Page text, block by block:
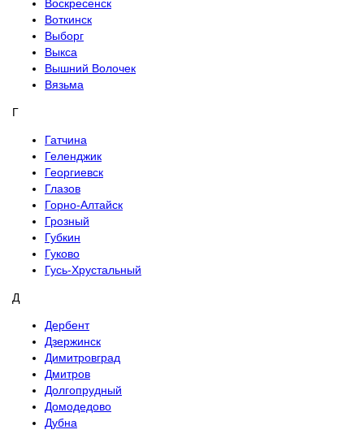
Воскресенск
Воткинск
Выборг
Выкса
Вышний Волочек
Вязьма
Г
Гатчина
Геленджик
Георгиевск
Глазов
Горно-Алтайск
Грозный
Губкин
Гуково
Гусь-Хрустальный
Д
Дербент
Дзержинск
Димитровград
Дмитров
Долгопрудный
Домодедово
Дубна